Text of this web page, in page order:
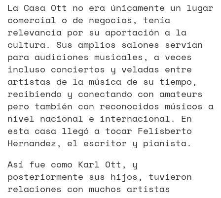
La Casa Ott no era únicamente un lugar
comercial o de negocios, tenía
relevancia por su aportación a la
cultura. Sus amplios salones servían
para audiciones musicales, a veces
incluso conciertos y veladas entre
artistas de la música de su tiempo,
recibiendo y conectando con amateurs
pero también con reconocidos músicos a
nivel nacional e internacional. En
esta casa llegó a tocar Felisberto
Hernandez, el escritor y pianista.
Así fue como Karl Ott, y
posteriormente sus hijos, tuvieron
relaciones con muchos artistas